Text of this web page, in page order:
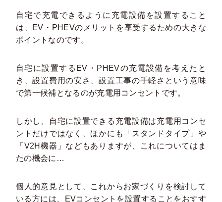
自宅で充電できるように充電設備を設置すること
は、EV・PHEVのメリットを享受するための大きな
ポイントなのです。
自宅に設置するEV・PHEVの充電設備を考えたと
き、設置費用の安さ、設置工事の手軽さという意味
で第一候補となるのが充電用コンセントです。
しかし、自宅に設置できる充電設備は充電用コンセ
ントだけではなく、ほかにも「スタンドタイプ」や
「V2H機器」などもありますが、これについてはま
たの機会に…
個人的意見として、これからお家づくりを検討して
いる方には、EVコンセントを設置することをおすす